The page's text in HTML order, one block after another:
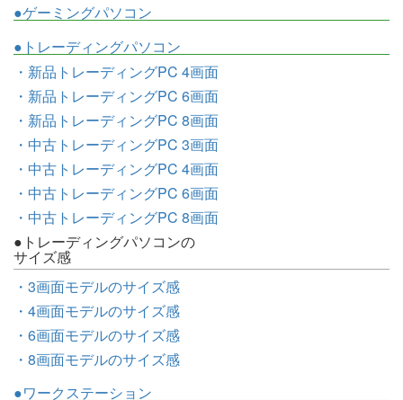
●ゲーミングパソコン
●トレーディングパソコン
・新品トレーディングPC 4画面
・新品トレーディングPC 6画面
・新品トレーディングPC 8画面
・中古トレーディングPC 3画面
・中古トレーディングPC 4画面
・中古トレーディングPC 6画面
・中古トレーディングPC 8画面
●トレーディングパソコンの
サイズ感
・3画面モデルのサイズ感
・4画面モデルのサイズ感
・6画面モデルのサイズ感
・8画面モデルのサイズ感
●ワークステーション